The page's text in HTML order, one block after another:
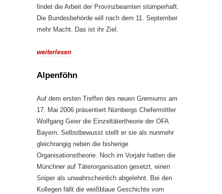
findet die Arbeit der Provinzbeamten stümperhaft.
Die Bundesbehörde will nach dem 11. September
mehr Macht. Das ist ihr Ziel.
weiterlesen
Alpenföhn
Auf dem ersten Treffen des neuen Gremiums am
17. Mai 2006 präsentiert Nürnbergs Chefermittler
Wolfgang Geier die Einzeltätertheorie der OFA
Bayern. Selbstbewusst stellt er sie als nunmehr
gleichrangig neben die bisherige
Organisationstheorie. Noch im Vorjahr hatten die
Münchner auf Täterorganisation gesetzt, einen
Sniper als unwahrscheinlich abgelehnt. Bei den
Kollegen fällt die weißblaue Geschichte vom